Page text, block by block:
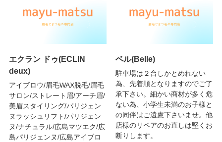
エクラン ドゥ(ECLIN
deux)
アイブロウ/眉毛WAX脱毛/眉毛
サロン/ストレート眉/アーチ眉/
美眉スタイリング/パリジェン
ヌラッシュリフト/パリジェン
ヌ/ナチュラル/広島マツエク/広
島パリジェンヌ/広島アイブロ
ベル(Belle)
駐車場は２台しかとめれない
為、先着順となりますのでご了
承下さい。細かい商材が多く危
ない為、小学生未満のお子様と
の同伴はご遠慮下さいませ。他
店様のリペアのお直しは堅くお
断りします。